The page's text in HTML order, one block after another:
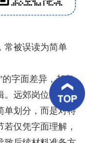
被误读为简单
字面差异，却忽
。远郊岗位缩短年
单划分，而是对特
仅凭字面理解，